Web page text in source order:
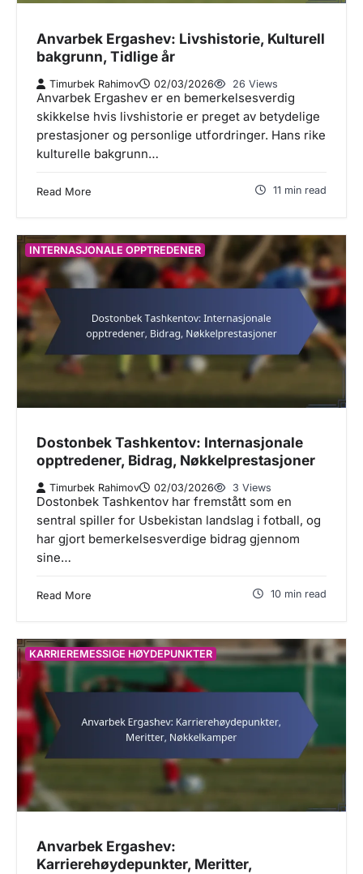
Anvarbek Ergashev: Livshistorie, Kulturell
bakgrunn, Tidlige år
Timurbek Rahimov 02/03/2026 26 Views
Anvarbek Ergashev er en bemerkelsesverdig
skikkelse hvis livshistorie er preget av betydelige
prestasjoner og personlige utfordringer. Hans rike
kulturelle bakgrunn…
Read More 11 min read
INTERNASJONALE OPPTREDENER
Dostonbek Tashkentov: Internasjonale
opptredener, Bidrag, Nøkkelprestasjoner
Timurbek Rahimov 02/03/2026 3 Views
Dostonbek Tashkentov har fremstått som en
sentral spiller for Usbekistan landslag i fotball, og
har gjort bemerkelsesverdige bidrag gjennom
sine…
Read More 10 min read
KARRIEREMESSIGE HØYDEPUNKTER
Anvarbek Ergashev:
Karrierehøydepunkter, Meritter,